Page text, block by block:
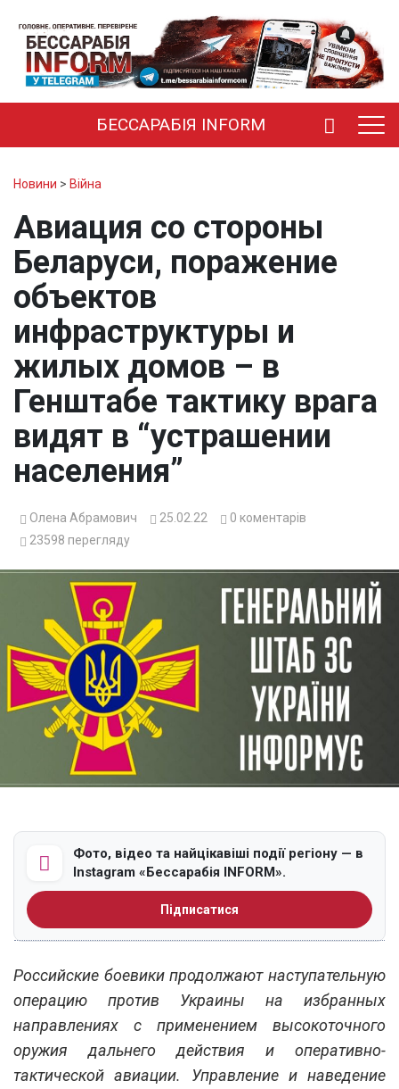
БЕССАРАБІЯ INFORM
Новини > Війна
Авиация со стороны
Беларуси, поражение
объектов
инфраструктуры и
жилых домов – в
Генштабе тактику врага
видят в “устрашении
населения”
Олена Абрамович 25.02.22 0 коментарів
23598 перегляду
Фото, відео та найцікавіші події регіону — в
Instagram «Бессарабія INFORM».
Підписатися
Российские боевики продолжают наступательную
операцию против Украины на избранных
направлениях с применением высокоточного
оружия дальнего действия и оперативно-
тактической авиации. Управление и наведение